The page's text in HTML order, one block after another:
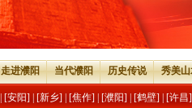
走进濮阳 当代濮阳 历史传说 秀美
[安阳] [新乡] [焦作] [濮阳] [鹤壁] [许昌]